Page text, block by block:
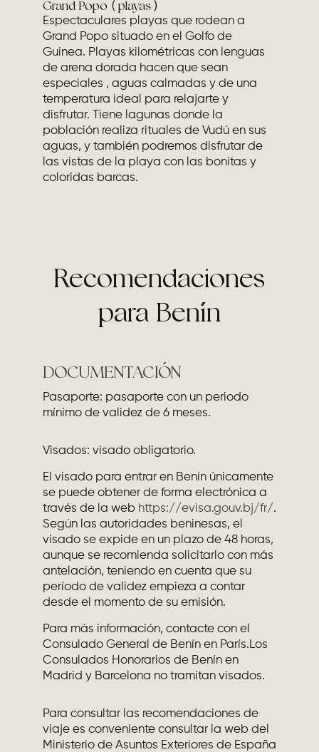
Grand Popo ( playas )
Espectaculares playas que rodean a
Grand Popo situado en el Golfo de
Guinea. Playas kilométricas con lenguas
de arena dorada hacen que sean
especiales , aguas calmadas y de una
temperatura ideal para relajarte y
disfrutar. Tiene lagunas donde la
población realiza rituales de Vudú en sus
aguas, y también podremos disfrutar de
las vistas de la playa con las bonitas y
coloridas barcas.
Recomendaciones
para Benín
DOCUMENTACIÓN
Pasaporte: pasaporte con un periodo
mínimo de validez de 6 meses.
Visados: visado obligatorio.
El visado para entrar en Benín únicamente
se puede obtener de forma electrónica a
través de la web https://evisa.gouv.bj/fr/.
Según las autoridades beninesas, el
visado se expide en un plazo de 48 horas,
aunque se recomienda solicitarlo con más
antelación, teniendo en cuenta que su
período de validez empieza a contar
desde el momento de su emisión.
Para más información, contacte con el
Consulado General de Benín en París.Los
Consulados Honorarios de Benín en
Madrid y Barcelona no tramitan visados.
Para consultar las recomendaciones de
viaje es conveniente consultar la web del
Ministerio de Asuntos Exteriores de España